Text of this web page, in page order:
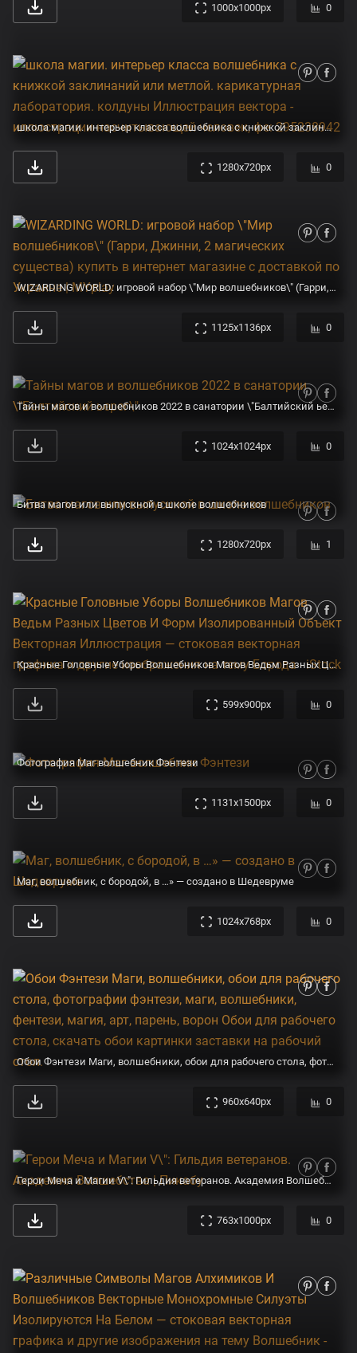
1000x1000px 0
школа магии. интерьер класса волшебника с книжкой заклинаний или метлой. карикатурная лаборатория. колдуны Иллюстрация вектора - иллюстрации насчитывающей человек, фе: 295238942
1280x720px 0
WIZARDING WORLD: игровой набор \"Мир волшебников\" (Гарри, Джинни, 2 магических существа) купить в интернет магазине с доставкой по Украине | MYplay
1125x1136px 0
Тайны магов и волшебников 2022 в санатории \"Балтийский ьерег\"
1024x1024px 0
Битва магов или выпускной в школе волшебников
1280x720px 1
Красные Головные Уборы Волшебников Магов Ведьм Разных Цветов И Форм Изолированный Объект Векторная Иллюстрация — стоковая векторная графика и другие изображения на тему Борода - iStock
599x900px 0
Фотография Маг волшебник Фэнтези
1131x1500px 0
Маг, волшебник, с бородой, в …» — создано в Шедевруме
1024x768px 0
Обои Фэнтези Маги, волшебники, обои для рабочего стола, фотографии фэнтези, маги, волшебники, фентези, магия, арт, парень, ворон Обои для рабочего стола, скачать обои картинки заставки на рабочий стол.
960x640px 0
Герои Меча и Магии V\": Гильдия ветеранов. Академия Волшебства | Пикабу
763x1000px 0